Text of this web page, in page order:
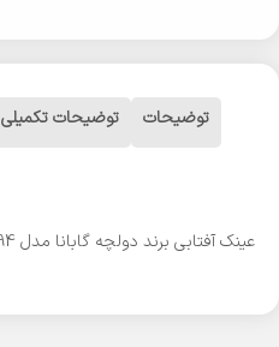
توضیحات توضیحات تکمیلی
عینک آفتابی برند دولچه گابانا مدل DG3294